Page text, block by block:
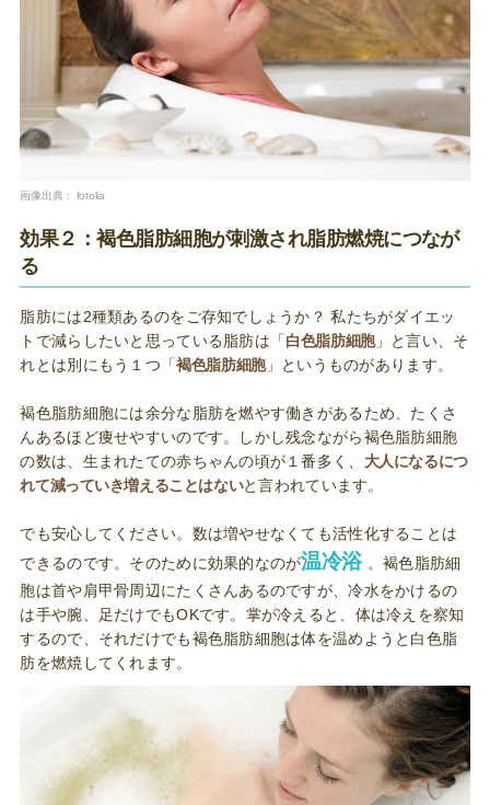
画像出典： fotolia
効果２：褐色脂肪細胞が刺激され脂肪燃焼につなが
る
脂肪には2種類あるのをご存知でしょうか？ 私たちがダイエッ
トで減らしたいと思っている脂肪は「白色脂肪細胞」と言い、そ
れとは別にもう１つ「褐色脂肪細胞」というものがあります。
褐色脂肪細胞には余分な脂肪を燃やす働きがあるため、たくさ
んあるほど痩せやすいのです。しかし残念ながら褐色脂肪細胞
の数は、生まれたての赤ちゃんの頃が１番多く、 大人になるにつ
れて減っていき増えることはないと言われています。
でも安心してください。数は増やせなくても活性化することは
できるのです。そのために効果的なのが温冷浴 。褐色脂肪細
胞は首や肩甲骨周辺にたくさんあるのですが、冷水をかけるの
は手や腕、足だけでもOKです。掌が冷えると、体は冷えを察知
するので、それだけでも褐色脂肪細胞は体を温めようと白色脂
肪を燃焼してくれます。